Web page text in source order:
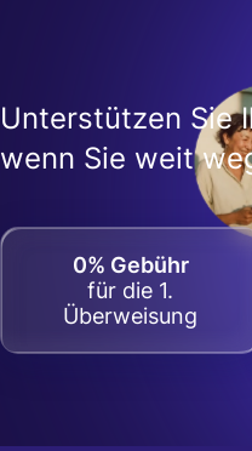
Unterstützen Sie
wenn Sie weit
0% Gebühr
für die 1.
Überweisung